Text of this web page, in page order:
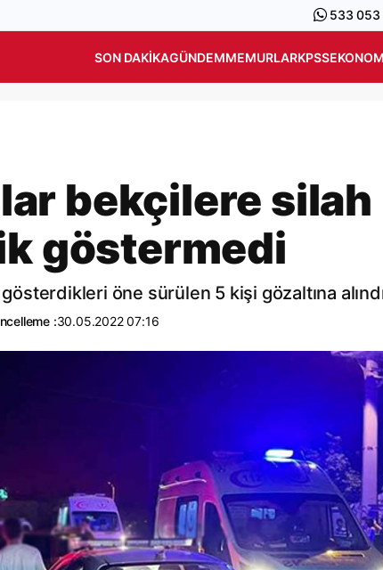
533 053
SON DAKIKAGÜNDEMMEMURLARKPSS
bekçilere silah
göstermedi
öne sürülen 5 kişi gözaltına
:30.05.2022 07:16